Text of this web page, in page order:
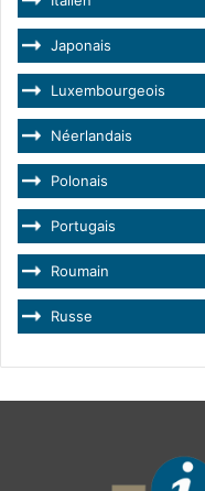
Japonais
Luxembourgeois
Néerlandais
Polonais
Portugais
Roumain
Russe